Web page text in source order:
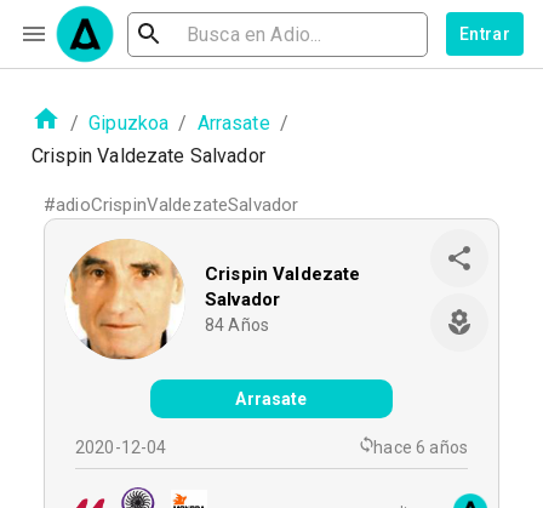
Entrar
/ Gipuzkoa / Arrasate /
Crispin Valdezate Salvador
#adioCrispinValdezateSalvador
Crispin Valdezate
Salvador
84 Años
Arrasate
2020-12-04 hace 6 años